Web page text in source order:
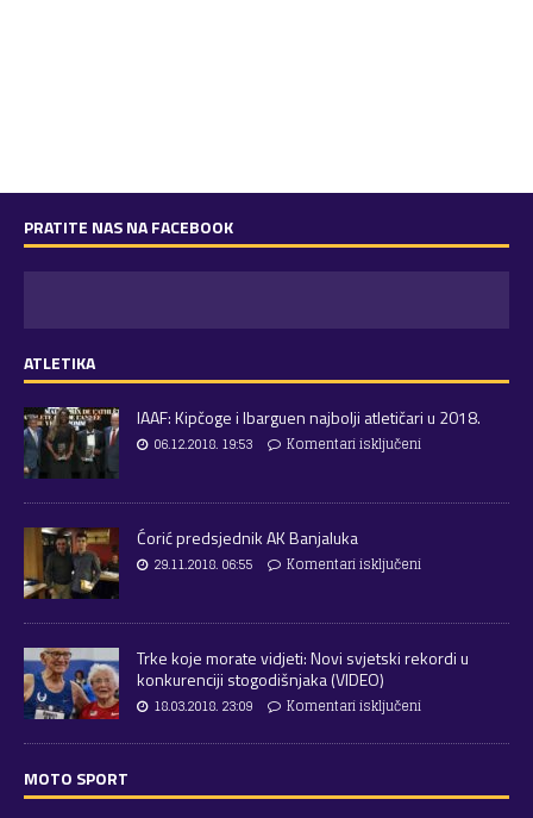
PRATITE NAS NA FACEBOOK
ATLETIKA
IAAF: Kipčoge i Ibarguen najbolji atletičari u 2018.
06.12.2018. 19:53 Komentari isključeni
Ćorić predsjednik AK Banjaluka
29.11.2018. 06:55 Komentari isključeni
Trke koje morate vidjeti: Novi svjetski rekordi u
konkurenciji stogodišnjaka (VIDEO)
18.03.2018. 23:09 Komentari isključeni
MOTO SPORT